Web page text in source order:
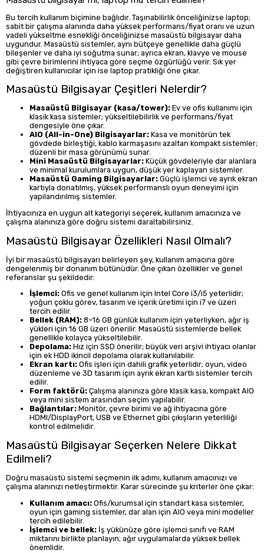
Bu tercih kullanım biçimine bağlıdır. Taşınabilirlik önceliğinizse laptop;
sabit bir çalışma alanında daha yüksek performans/fiyat oranı ve uzun
vadeli yükseltme esnekliği önceliğinizse masaüstü bilgisayar daha
uygundur. Masaüstü sistemler, aynı bütçeye genellikle daha güçlü
bileşenler ve daha iyi soğutma sunar; ayrıca ekran, klavye ve mouse
gibi çevre birimlerini ihtiyaca göre seçme özgürlüğü verir. Sık yer
değiştiren kullanıcılar için ise laptop pratikliği öne çıkar.
Masaüstü Bilgisayar Çeşitleri Nelerdir?
Masaüstü Bilgisayar (kasa/tower): Ev ve ofis kullanımı için
klasik kasa sistemler; yükseltilebilirlik ve performans/fiyat
dengesiyle öne çıkar.
AIO (All-in-One) Bilgisayarlar: Kasa ve monitörün tek
gövdede birleştiği, kablo karmaşasını azaltan kompakt sistemler;
düzenli bir masa görünümü sunar.
Mini Masaüstü Bilgisayarlar: Küçük gövdeleriyle dar alanlara
ve minimal kurulumlara uygun, düşük yer kaplayan sistemler.
Masaüstü Gaming Bilgisayarlar: Güçlü işlemci ve ayrık ekran
kartıyla donatılmış, yüksek performanslı oyun deneyimi için
yapılandırılmış sistemler.
İhtiyacınıza en uygun alt kategoriyi seçerek, kullanım amacınıza ve
çalışma alanınıza göre doğru sistemi daraltabilirsiniz.
Masaüstü Bilgisayar Özellikleri Nasıl Olmalı?
İyi bir masaüstü bilgisayarı belirleyen şey, kullanım amacına göre
dengelenmiş bir donanım bütünüdür. Öne çıkan özellikler ve genel
referanslar şu şekildedir:
İşlemci: Ofis ve genel kullanım için Intel Core i3/i5 yeterlidir;
yoğun çoklu görev, tasarım ve içerik üretimi için i7 ve üzeri
tercih edilir.
Bellek (RAM): 8–16 GB günlük kullanım için yeterliyken, ağır iş
yükleri için 16 GB üzeri önerilir. Masaüstü sistemlerde bellek
genellikle kolayca yükseltilebilir.
Depolama: Hız için SSD önerilir; büyük veri arşivi ihtiyacı olanlar
için ek HDD ikincil depolama olarak kullanılabilir.
Ekran kartı: Ofis işleri için dahili grafik yeterlidir; oyun, video
düzenleme ve 3D tasarım için ayrık ekran kartlı sistemler tercih
edilir.
Form faktörü: Çalışma alanınıza göre klasik kasa, kompakt AIO
veya mini sistem arasından seçim yapılabilir.
Bağlantılar: Monitör, çevre birimi ve ağ ihtiyacına göre
HDMI/DisplayPort, USB ve Ethernet gibi çıkışların yeterliliği
kontrol edilmelidir.
Masaüstü Bilgisayar Seçerken Nelere Dikkat
Edilmeli?
Doğru masaüstü sistemi seçmenin ilk adımı, kullanım amacınızı ve
çalışma alanınızı netleştirmektir. Karar sürecinde şu kriterler öne çıkar:
Kullanım amacı: Ofis/kurumsal için standart kasa sistemler,
oyun için gaming sistemler, dar alan için AIO veya mini modeller
tercih edilebilir.
İşlemci ve bellek: İş yükünüze göre işlemci sınıfı ve RAM
miktarını birlikte planlayın; ağır uygulamalarda yüksek bellek
önemlidir.